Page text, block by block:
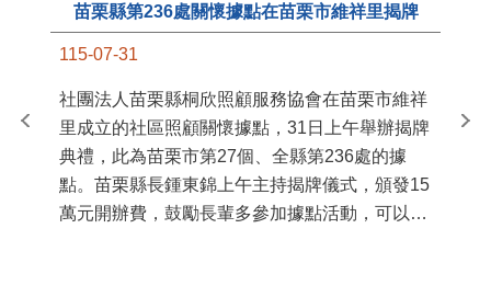
苗栗縣第236處關懷據點在苗栗市維祥里揭牌
115-07-31
社團法人苗栗縣桐欣照顧服務協會在苗栗市維祥
里成立的社區照顧關懷據點，31日上午舉辦揭牌
典禮，此為苗栗市第27個、全縣第236處的據
點。苗栗縣長鍾東錦上午主持揭牌儀式，頒發15
萬元開辦費，鼓勵長輩多參加據點活動，可以更
苗